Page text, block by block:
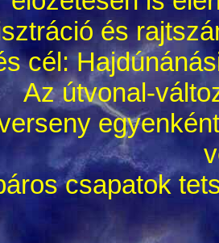
és
cél:
Az útvonal-
csapatok